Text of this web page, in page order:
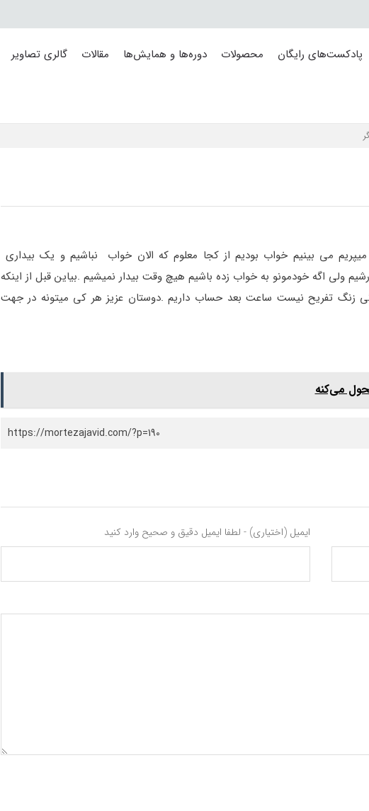
پادکست‌های رایگان محصولات دوره‌ها و همایش‌ها مقالات گالری تصاویر
می بینیم خواب بودیم از کجا معلوم که الان خواب نباشیم و یک بیداری
ولی اگه خودمونو به خواب زده باشیم هیچ وقت بیدار نمیشیم .بیاین قبل از اینکه
زنگ تفریح نیست ساعت بعد حساب داریم .دوستان عزیز هر کی میتونه در جهت
می‌کنه
https://mortezajavid.com/?p=190
ایمیل (اختیاری) - لطفا ایمیل دقیق و صحیح وارد کنید